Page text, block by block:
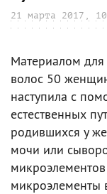
21 марта 2017,
Материалом
волос 50
наступила с
естественных
родившихся у
мочи или
микроэлементы